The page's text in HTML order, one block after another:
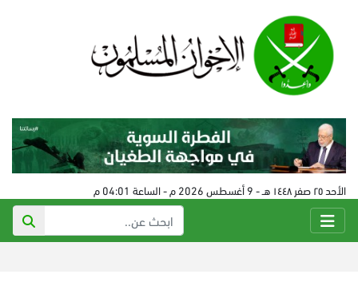
الأحد ٢٥ صفر ١٤٤٨ هـ - 9 أغسطس 2026 م - الساعة 04:01 م